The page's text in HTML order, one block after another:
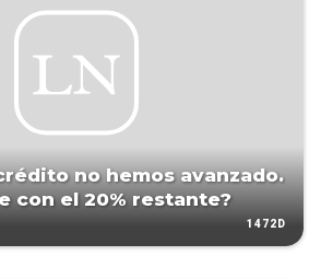
no hemos avanzado.
con el 20% restante?
1472D